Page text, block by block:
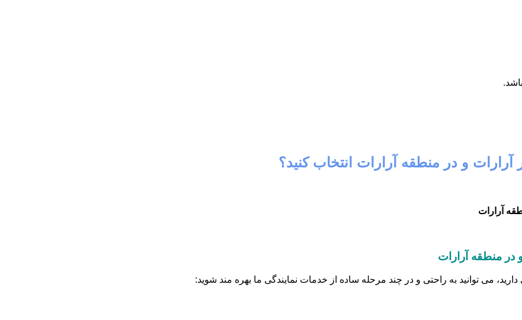
آرارات و در منطقه آرارات انتخاب کنید؟
منطقه آرارات
می توانید به راحتی و در چند مرحله ساده از خدمات نمایندگی ما بهره مند شوید: